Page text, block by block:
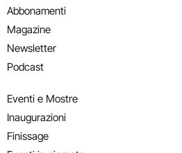
Abbonamenti
Magazine
Newsletter
Podcast
Eventi e Mostre
Inaugurazioni
Finissage